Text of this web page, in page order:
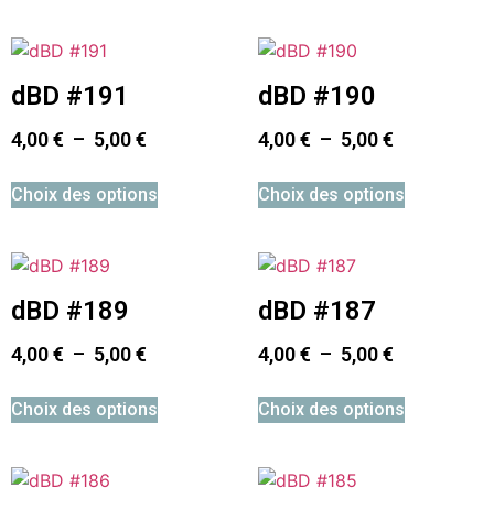
dBD #191
4,00€ – 5,00€
Choix des options
dBD #190
4,00€ – 5,00€
Choix des options
dBD #189
4,00€ – 5,00€
Choix des options
dBD #187
4,00€ – 5,00€
Choix des options